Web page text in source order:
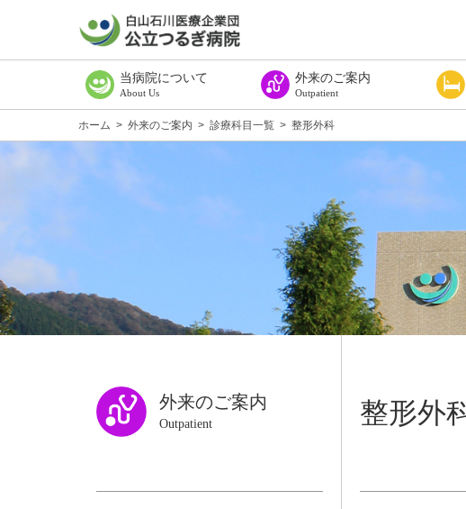
当病院について
About Us
ごあいさつ
病院理念
病院概要・組織図
施設基準等に係る掲示
臨床研究に関する情報公開（オプトアウト）
公表資料
広報誌てどり
教室案内
交通アクセス
診療所のご案内
外来のご案内
Outpatient
外来受診のご案内
受付窓口の順序
診療科目一覧
外来診療担当医一覧
診断書・証明書等料金一覧
セカンドオピニオンについて
ご相談・ご意見のある方へ
ホーム > 外来のご案内 > 診療科目一覧 > 整形外科
外来のご案内
Outpatient 整形外